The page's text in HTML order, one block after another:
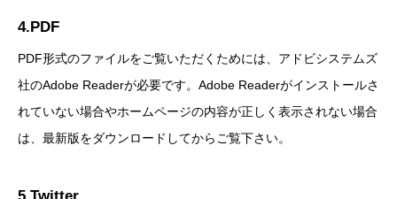
4.PDF
PDF形式のファイルをご覧いただくためには、アドビシステムズ
社のAdobe Readerが必要です。Adobe Readerがインストールさ
れていない場合やホームページの内容が正しく表示されない場合
は、最新版をダウンロードしてからご覧下さい。